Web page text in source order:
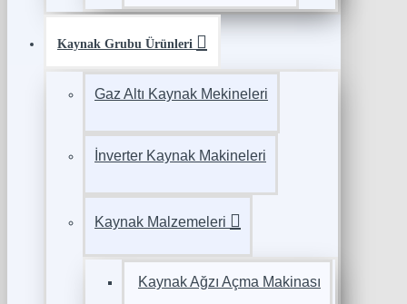
Kaynak Grubu Ürünleri
Gaz Altı Kaynak Mekineleri
İnverter Kaynak Makineleri
Kaynak Malzemeleri
Kaynak Ağzı Açma Makinası